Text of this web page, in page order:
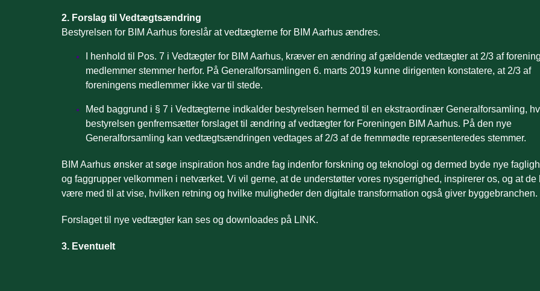
2. Forslag til Vedtægtsændring
Bestyrelsen for BIM Aarhus foreslår at vedtægterne for BIM Aarhus ændres.
I henhold til Pos. 7 i Vedtægter for BIM Aarhus, kræver en ændring af gældende vedtægter at 2/3 af
medlemmer stemmer herfor. På Generalforsamlingen 6. marts 2019 kunne dirigenten konstatere, at 2/3 af
foreningens medlemmer ikke var til stede.
Med baggrund i § 7 i Vedtægterne indkalder bestyrelsen hermed til en ekstraordinær Generalforsamling,
bestyrelsen genfremsætter forslaget til ændring af vedtægter for Foreningen BIM Aarhus. På den nye
Generalforsamling kan vedtægtsændringen vedtages af 2/3 af de fremmødte repræsenteredes stemmer.
BIM Aarhus ønsker at søge inspiration hos andre fag indenfor forskning og teknologi og dermed byde nye
og faggrupper velkommen i netværket. Vi vil gerne, at de understøtter vores nysgerrighed, inspirerer os, og at de
være med til at vise, hvilken retning og hvilke muligheder den digitale transformation også giver byggebranchen.
Forslaget til nye vedtægter kan ses og downloades på LINK.
3. Eventuelt